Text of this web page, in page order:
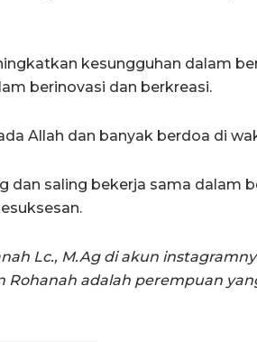
kesungguhan dalam
berinovasi dan berkreasi.
Allah dan banyak berdoa di
dan saling bekerja sama dalam
Lc., M.Ag di akun
Rohanah adalah perempuan